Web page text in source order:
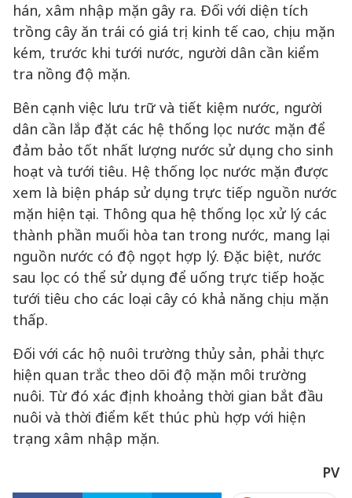
hán, xâm nhập mặn gây ra. Đối với diện tích
trồng cây ăn trái có giá trị kinh tế cao, chịu mặn
kém, trước khi tưới nước, người dân cần kiểm
tra nồng độ mặn.
Bên cạnh việc lưu trữ và tiết kiệm nước, người
dân cần lắp đặt các hệ thống lọc nước mặn để
đảm bảo tốt nhất lượng nước sử dụng cho sinh
hoạt và tưới tiêu. Hệ thống lọc nước mặn được
xem là biện pháp sử dụng trực tiếp nguồn nước
mặn hiện tại. Thông qua hệ thống lọc xử lý các
thành phần muối hòa tan trong nước, mang lại
nguồn nước có độ ngọt hợp lý. Đặc biệt, nước
sau lọc có thể sử dụng để uống trực tiếp hoặc
tưới tiêu cho các loại cây có khả năng chịu mặn
thấp.
Đối với các hộ nuôi trường thủy sản, phải thực
hiện quan trắc theo dõi độ mặn môi trường
nuôi. Từ đó xác định khoảng thời gian bắt đầu
nuôi và thời điểm kết thúc phù hợp với hiện
trạng xâm nhập mặn.
PV